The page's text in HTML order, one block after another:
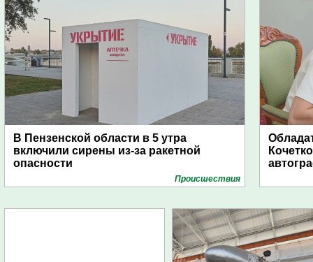
В Пензенской области в 5 утра
включили сирены из-за ракетной
опасности
Проиcшествия